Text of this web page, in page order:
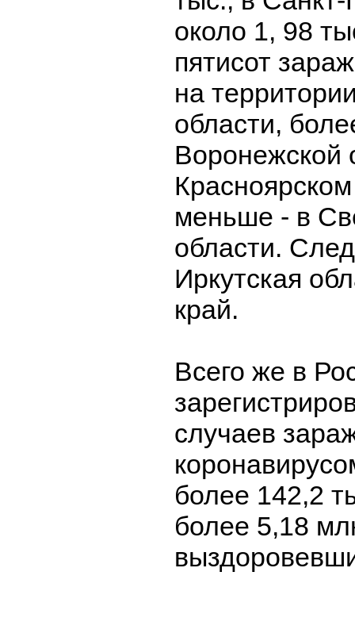
около 1, 98
пятисот
на
области,
Воронежской
меньше - в
области.
Иркутская
край.
Всего же в
случаев
более 142,2
более 5,18